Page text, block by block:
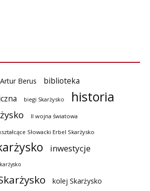
Artur Berus
biblioteka
biegi Skarżysko historia
II wojna światowa
Słowacki Erbel Skarżysko
inwestycje
kolej Skarżysko